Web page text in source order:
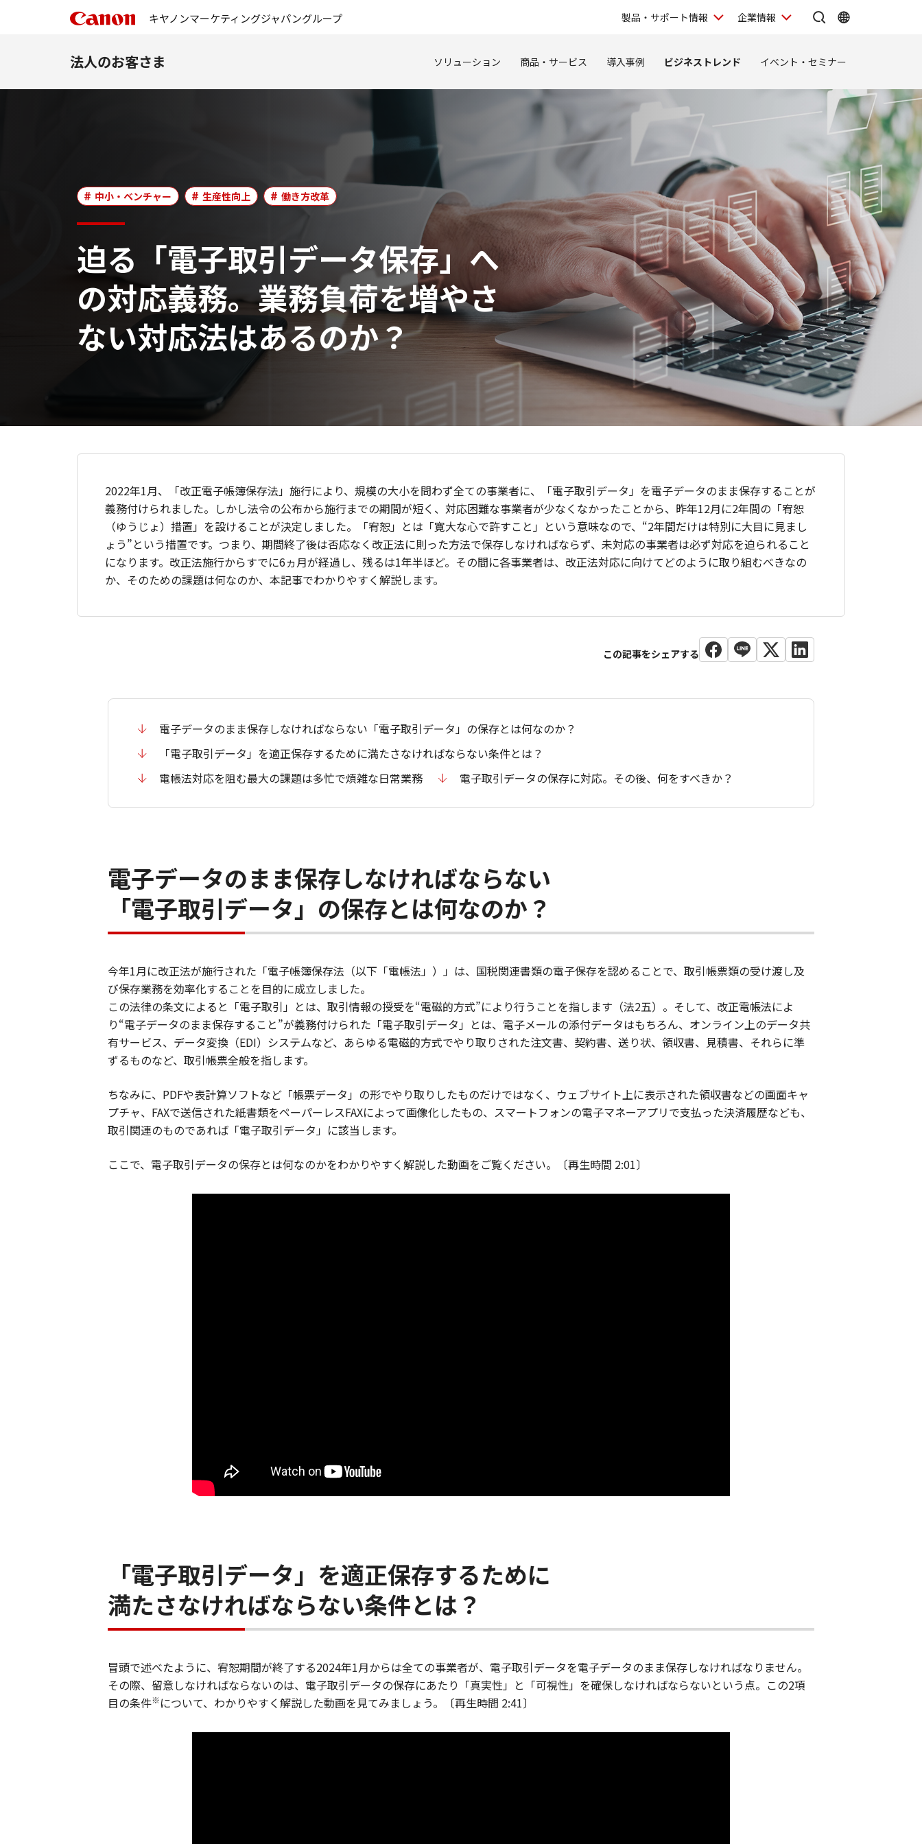
キヤノンマーケティングジャパングループ 製品・サポート情報 企業情報
法人のお客さま ソリューション 商品・サービス 導入事例 ビジネストレンド イベント・セミナー
迫る「電子取引データ保存」へ
の対応義務。業務負荷を増やさ
ない対応法はあるのか？
中小・ベンチャー 生産性向上 働き方改革
2022年1月、「改正電子帳簿保存法」施行により、規模の大小を問わず全ての事業者に、「電子取引データ」を電子データのまま保存することが
義務付けられました。しかし法令の公布から施行までの期間が短く、対応困難な事業者が少なくなかったことから、昨年12月に2年間の「宥恕
（ゆうじょ）措置」を設けることが決定しました。「宥恕」とは「寛大な心で許すこと」という意味なので、“2年間だけは特別に大目に見まし
ょう”という措置です。つまり、期間終了後は否応なく改正法に則った方法で保存しなければならず、未対応の事業者は必ず対応を迫られること
になります。改正法施行からすでに6ヵ月が経過し、残るは1年半ほど。その間に各事業者は、改正法対応に向けてどのように取り組むべきなの
か、そのための課題は何なのか、本記事でわかりやすく解説します。
電子データのまま保存しなければならない「電子取引データ」の保存とは何なのか？
「電子取引データ」を適正保存するために満たさなければならない条件とは？
電帳法対応を阻む最大の課題は多忙で煩雑な日常業務
電子取引データの保存に対応。その後、何をすべきか？
電子データのまま保存しなければならない
「電子取引データ」の保存とは何なのか？
今年1月に改正法が施行された「電子帳簿保存法（以下「電帳法」）」は、国税関連書類の電子保存を認めることで、取引帳票類の受け渡し及
び保存業務を効率化することを目的に成立しました。
この法律の条文によると「電子取引」とは、取引情報の授受を“電磁的方式”により行うことを指します（法2五）。そして、改正電帳法によ
り“電子データのまま保存すること”が義務付けられた「電子取引データ」とは、電子メールの添付データはもちろん、オンライン上のデータ共
有サービス、データ変換（EDI）システムなど、あらゆる電磁的方式でやり取りされた注文書、契約書、送り状、領収書、見積書、それらに準
ずるものなど、取引帳票全般を指します。
ちなみに、PDFや表計算ソフトなど「帳票データ」の形でやり取りしたものだけではなく、ウェブサイト上に表示された領収書などの画面キャ
プチャ、FAXで送信された紙書類をペーパーレスFAXによって画像化したもの、スマートフォンの電子マネーアプリで支払った決済履歴なども、
取引関連のものであれば「電子取引データ」に該当します。
ここで、電子取引データの保存とは何なのかをわかりやすく解説した動画をご覧ください。〔再生時間 2:01〕
「電子取引データ」を適正保存するために
満たさなければならない条件とは？
冒頭で述べたように、宥恕期間が終了する2024年1月からは全ての事業者が、電子取引データを電子データのまま保存しなければなりません。
その際、留意しなければならないのは、電子取引データの保存にあたり「真実性」と「可視性」を確保しなければならないという点。この2項
目の条件※について、わかりやすく解説した動画を見てみましょう。〔再生時間 2:41〕